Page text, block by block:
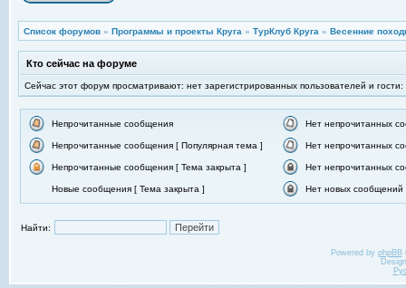
Список форумов » Программы и проекты Круга » ТурКлуб Круга » Весенние
Кто сейчас на форуме
Сейчас этот форум просматривают: нет зарегистрированных пользователей и гости:
Непрочитанные сообщения Нет непрочитанных
Непрочитанные сообщения [ Популярная тема ] Нет непрочитанных
Непрочитанные сообщения [ Тема закрыта ] Нет непрочитанных
Новые сообщения [ Тема закрыта ] Нет новых сообщений
Найти:
Powered by phpBB